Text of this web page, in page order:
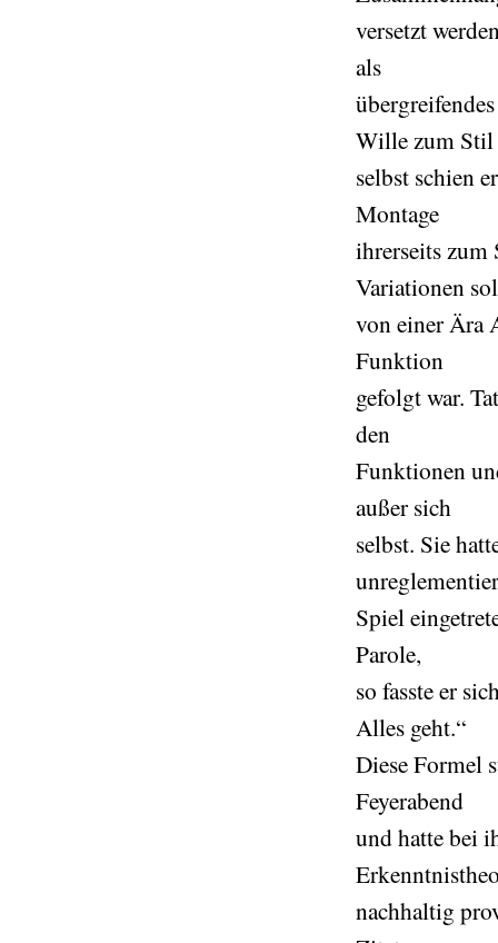
versetzt
als
Wille zum Stil
selbst schien
Montage
ihrerseits
Variationen
von einer Ära
Funktion
gefolgt war.
den
Funktionen
außer sich
selbst. Sie
Spiel
Parole,
so fasste er
Alles geht.“
Diese Formel
Feyerabend
und hatte bei
nachhaltig